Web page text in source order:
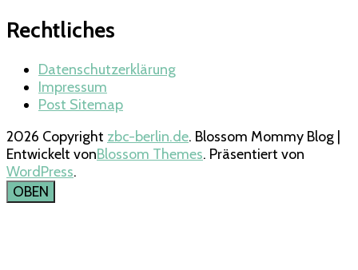
Rechtliches
Datenschutzerklärung
Impressum
Post Sitemap
2026 Copyright zbc-berlin.de. Blossom Mommy Blog |
Entwickelt vonBlossom Themes. Präsentiert von
WordPress.
OBEN